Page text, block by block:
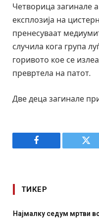
Четворица загинале
експлозија на
пренесуваат
случила кога група
горивото кое се
превртела на патот.
Две деца загинале
Facebook
ТИКЕР
Најмалку седум мртви